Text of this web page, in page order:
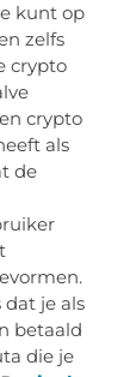
kunt op
zelfs
crypto
crypto
als
de
dat je als
betaald
die je